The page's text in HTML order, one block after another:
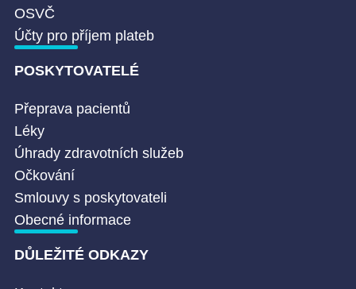
OSVČ
Účty pro příjem plateb
POSKYTOVATELÉ
Přeprava pacientů
Léky
Úhrady zdravotních služeb
Očkování
Smlouvy s poskytovateli
Obecné informace
DŮLEŽITÉ ODKAZY